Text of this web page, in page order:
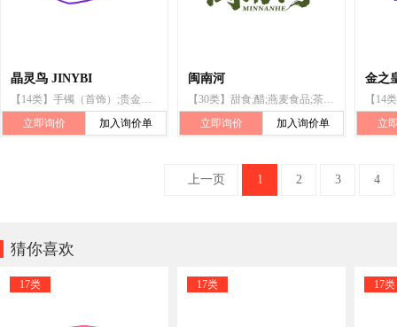
晶灵鸟 JINYBI
【14类】手镯（首饰）;贵金属合金;项链（首饰）;珠宝首饰;翡翠;玉雕首饰;宝石;首饰盒;人造珠宝;戒指（首饰）
立即询价
加入询价单
闽南河
【30类】甜食;醋;燕麦食品;茶;谷类制品;以米为主的零食小吃;肉馅饼;糖果;面条;调味品
立即询价
加入询价单
金之
立
上一页 1 2 3 4
猜你喜欢
17类 17类 17类